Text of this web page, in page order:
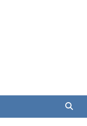
война
в Новороссии, ДНР,